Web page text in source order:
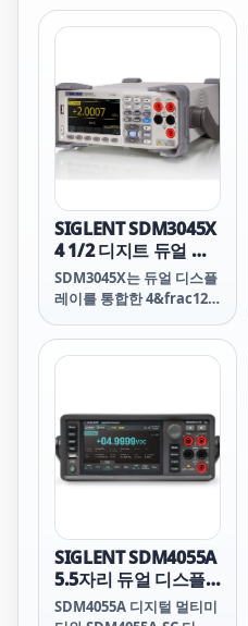
높은 열전대 측정 정확도를
보장합니다. 범용 입력 커
유형을 지원하고, 온도 중
심의 메뉴 선택을 지원하므
로 2638A는 특히 온도 검증
분야에 적합합니다. 온도
프로파일링 또는 검증 테스
트를 시작하기 전에 여러
열전대를 알려진 기준 온도
로 “영점” 조정해야 할 경
우 버튼을 누르면 2638A가
모든 판독값을 기준 채널로
정규화하여 기준 온도의 오
프셋을 지원 데이터 파일에
저장합니다. AMS 지침에
따라 챔버 테스트 또는 열
처리 테스트를 수행하거나
Series III을 사용하면 이
러한 지침 또는 규정을 훨
씬 더 쉽게 준수할 수 있습
니다.
SIGLENT SDM3045X
4 1/2 디지트 듀얼 디
스플레이 디지털 멀티
미터
SDM3045X는 듀얼 디스플
레이를 통합한 4&frac12;
트) 멀티미터로, 특히 고정
밀, 다기능 및 자동 측정 요
SIGLENT SDM4055A
5.5자리 듀얼 디스플
레이 디지털 멀티미터
SDM4055A 디지털 멀티미